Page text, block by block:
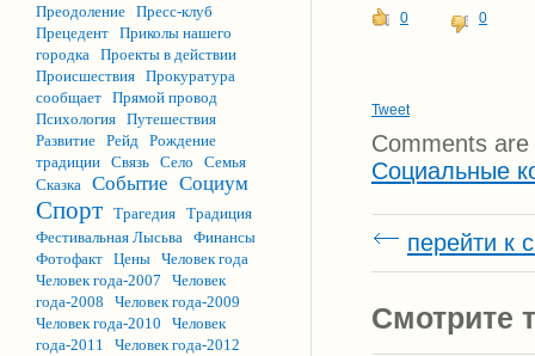
Преодоление Пресс-клуб
Прецедент Приколы нашего
городка Проекты в действии
Происшествия Прокуратура
сообщает Прямой провод
Психология Путешествия
Развитие Рейд Рождение
традиции Связь Село
Семья
Сказка Событие Социум
Спорт Трагедия Традиция
Фестивальная Лысьва Финансы
Фотофакт Цены Человек года
Человек года-2007
Человек
года-2008
Человек года-2009
Человек года-2010
Человек
года-2011
Человек года-2012
0 0
Tweet
Comments are
Социальные
перейти к
Смотрите